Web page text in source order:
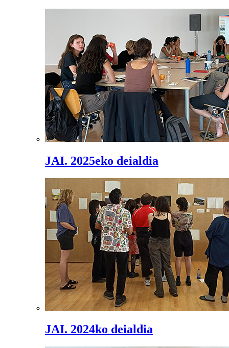
JAI. 2025eko deialdia
JAI. 2024ko deialdia